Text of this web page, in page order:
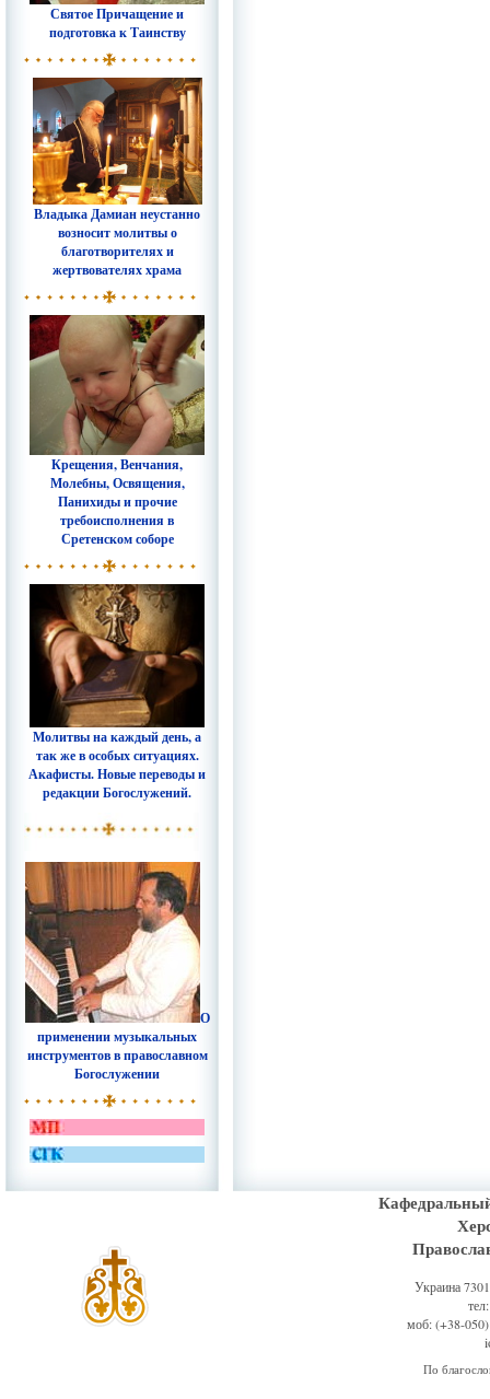
Святое Причащение и
подготовка к Таинству
Владыка Дамиан неустанно
возносит молитвы о
благотворителях и
жертвователях храма
Крещения, Венчания,
Молебны, Освящения,
Панихиды и прочие
требоисполнения в
Сретенском соборе
Молитвы на каждый день, а
так же в особых ситуациях.
Акафисты. Новые переводы и
редакции Богослужений.
О
применении музыкальных
инструментов в православном
Богослужении
Украина
моб: (+38-
По